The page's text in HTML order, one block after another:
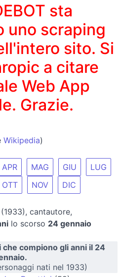
sta
uno scraping
sito. Si
a citare
Web App
Grazie.
Wikipedia)
APR MAG GIU
LUG
OTT NOV DIC
(1933), cantautore,
lo scorso 24 gennaio
compiono gli anni il 24
nati nel 1933)